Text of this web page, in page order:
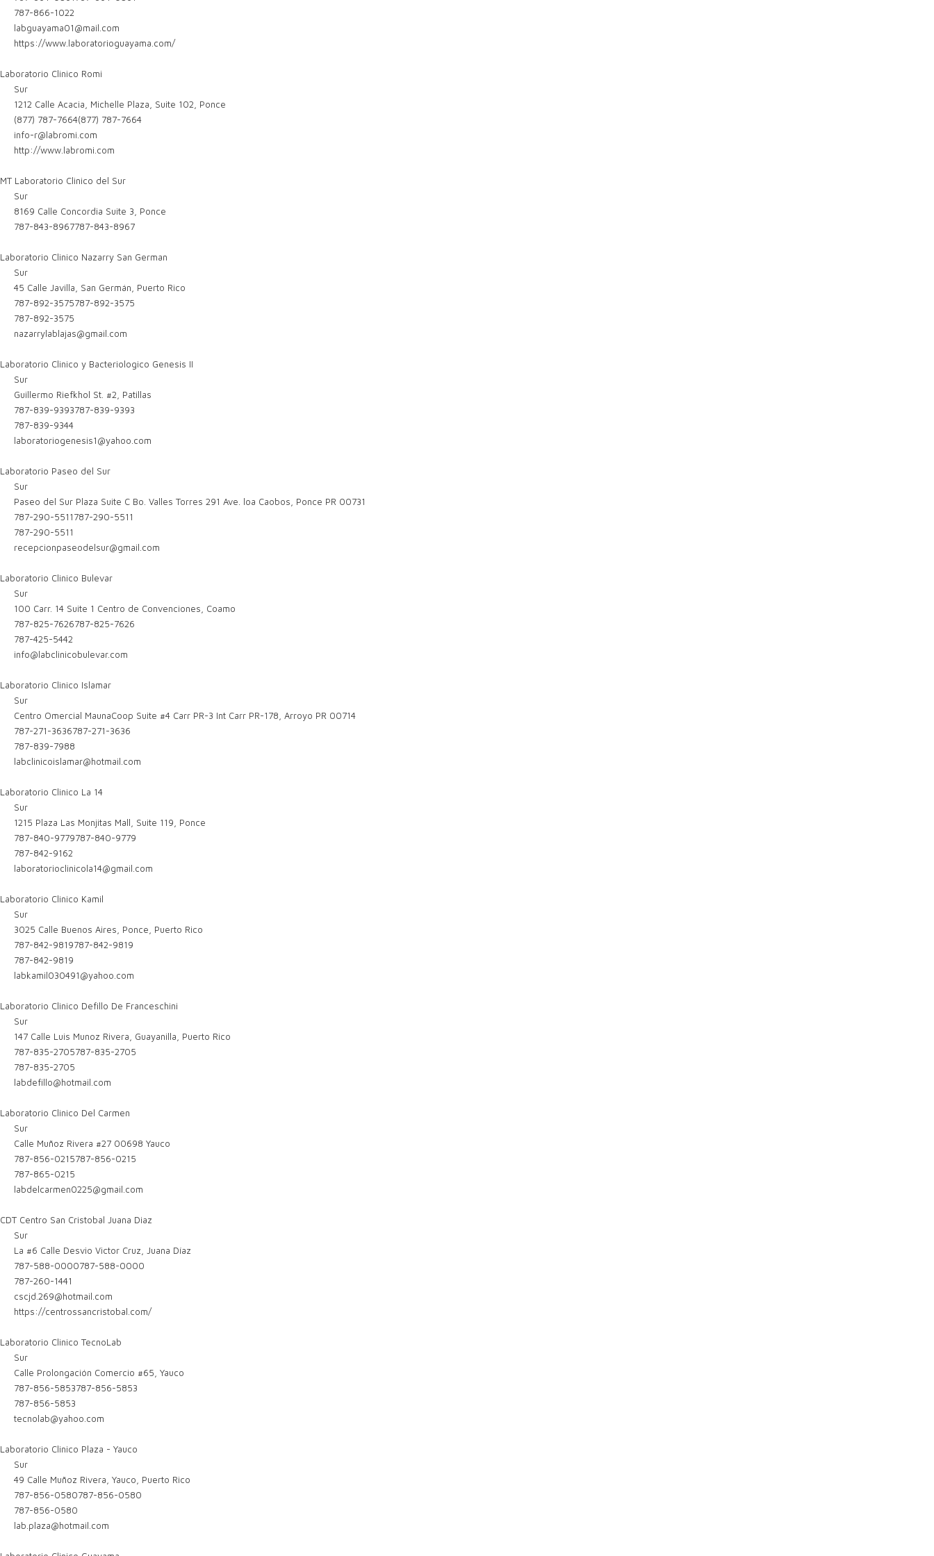
787-866-1022
labguayama01@mail.com
https://www.laboratorioguayama.com/
Laboratorio Clinico Romi
Sur
1212 Calle Acacia, Michelle Plaza, Suite 102, Ponce
(877) 787-7664(877) 787-7664
info-r@labromi.com
http://www.labromi.com
MT Laboratorio Clinico del Sur
Sur
8169 Calle Concordia Suite 3, Ponce
787-843-8967787-843-8967
Laboratorio Clinico Nazarry San German
Sur
45 Calle Javilla, San Germán, Puerto Rico
787-892-3575787-892-3575
787-892-3575
nazarrylablajas@gmail.com
Laboratorio Clinico y Bacteriologico Genesis II
Sur
Guillermo Riefkhol St. #2, Patillas
787-839-9393787-839-9393
787-839-9344
laboratoriogenesis1@yahoo.com
Laboratorio Paseo del Sur
Sur
Paseo del Sur Plaza Suite C Bo. Valles Torres 291 Ave. loa Caobos, Ponce PR 00731
787-290-5511787-290-5511
787-290-5511
recepcionpaseodelsur@gmail.com
Laboratorio Clinico Bulevar
Sur
100 Carr. 14 Suite 1 Centro de Convenciones, Coamo
787-825-7626787-825-7626
787-425-5442
info@labclinicobulevar.com
Laboratorio Clinico Islamar
Sur
Centro Omercial MaunaCoop Suite #4 Carr PR-3 Int Carr PR-178, Arroyo PR 00714
787-271-3636787-271-3636
787-839-7988
labclinicoislamar@hotmail.com
Laboratorio Clinico La 14
Sur
1215 Plaza Las Monjitas Mall, Suite 119, Ponce
787-840-9779787-840-9779
787-842-9162
laboratorioclinicola14@gmail.com
Laboratorio Clinico Kamil
Sur
3025 Calle Buenos Aires, Ponce, Puerto Rico
787-842-9819787-842-9819
787-842-9819
labkamil030491@yahoo.com
Laboratorio Clinico Defillo De Franceschini
Sur
147 Calle Luis Munoz Rivera, Guayanilla, Puerto Rico
787-835-2705787-835-2705
787-835-2705
labdefillo@hotmail.com
Laboratorio Clinico Del Carmen
Sur
Calle Muñoz Rivera #27 00698 Yauco
787-856-0215787-856-0215
787-865-0215
labdelcarmen0225@gmail.com
CDT Centro San Cristobal Juana Diaz
Sur
La #6 Calle Desvio Victor Cruz, Juana Díaz
787-588-0000787-588-0000
787-260-1441
cscjd.269@hotmail.com
https://centrossancristobal.com/
Laboratorio Clinico TecnoLab
Sur
Calle Prolongación Comercio #65, Yauco
787-856-5853787-856-5853
787-856-5853
tecnolab@yahoo.com
Laboratorio Clinico Plaza - Yauco
Sur
49 Calle Muñoz Rivera, Yauco, Puerto Rico
787-856-0580787-856-0580
787-856-0580
lab.plaza@hotmail.com